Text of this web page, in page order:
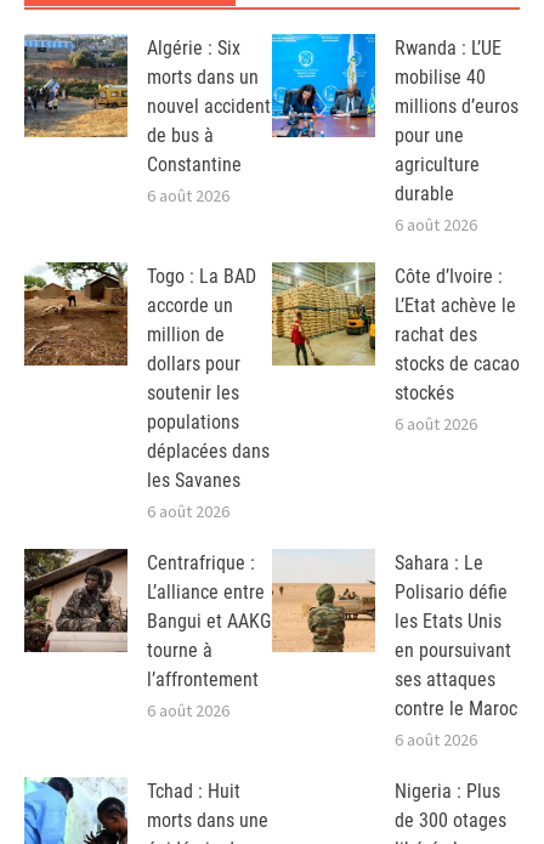
Algérie : Six
morts dans un
nouvel accident
de bus à
Constantine
6 août 2026
Rwanda : L’UE
mobilise 40
millions d’euros
pour une
agriculture
durable
6 août 2026
Togo : La BAD
accorde un
million de
dollars pour
soutenir les
populations
déplacées dans
les Savanes
6 août 2026
Côte d’Ivoire :
L’Etat achève le
rachat des
stocks de cacao
stockés
6 août 2026
Centrafrique :
L’alliance entre
Bangui et AAKG
tourne à
l’affrontement
6 août 2026
Sahara : Le
Polisario défie
les Etats Unis
en poursuivant
ses attaques
contre le Maroc
6 août 2026
Tchad : Huit
morts dans une
Nigeria : Plus
de 300 otages